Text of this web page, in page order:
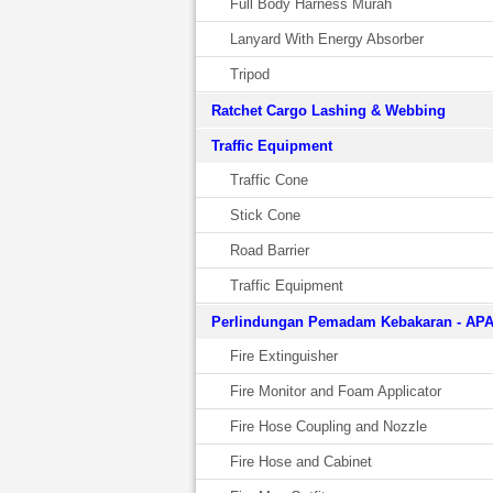
Full Body Harness Murah
Lanyard With Energy Absorber
Tripod
Ratchet Cargo Lashing & Webbing
Traffic Equipment
Traffic Cone
Stick Cone
Road Barrier
Traffic Equipment
Perlindungan Pemadam Kebakaran -
Fire Extinguisher
Fire Monitor and Foam Applicator
Fire Hose Coupling and Nozzle
Fire Hose and Cabinet